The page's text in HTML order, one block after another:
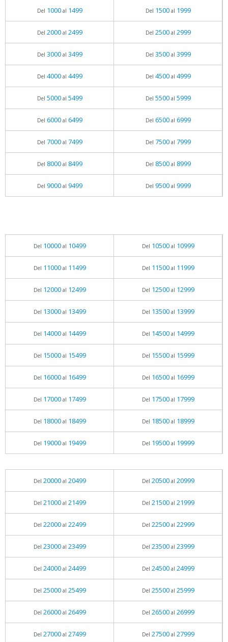
Del 1000al 1499 Del 1500al 1999
Del 2000al 2499 Del 2500al 2999
Del 3000al 3499 Del 3500al 3999
Del 4000al 4499 Del 4500al 4999
Del 5000al 5499 Del 5500al 5999
Del 6000al 6499 Del 6500al 6999
Del 7000al 7499 Del 7500al 7999
Del 8000al 8499 Del 8500al 8999
Del 9000al 9499 Del 9500al 9999
Del 10000al 10499 Del 10500al 10999
Del 11000al 11499 Del 11500al 11999
Del 12000al 12499 Del 12500al 12999
Del 13000al 13499 Del 13500al 13999
Del 14000al 14499 Del 14500al 14999
Del 15000al 15499 Del 15500al 15999
Del 16000al 16499 Del 16500al 16999
Del 17000al 17499 Del 17500al 17999
Del 18000al 18499 Del 18500al 18999
Del 19000al 19499 Del 19500al 19999
Del 20000al 20499 Del 20500al 20999
Del 21000al 21499 Del 21500al 21999
Del 22000al 22499 Del 22500al 22999
Del 23000al 23499 Del 23500al 23999
Del 24000al 24499 Del 24500al 24999
Del 25000al 25499 Del 25500al 25999
Del 26000al 26499 Del 26500al 26999
Del 27000al 27499 Del 27500al 27999